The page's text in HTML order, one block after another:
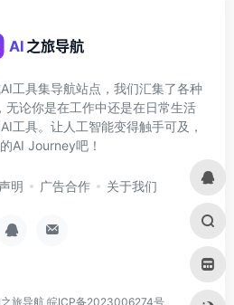
工具集导航站点，我们汇集了各种
无论你是在工作中还是在日常生活
工具。让人工智能变得触手可及，
AI Journey吧！
明 广告合作 关于我们
旅导航 皖ICP备2023006274号